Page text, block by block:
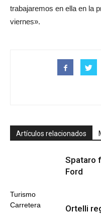
trabajaremos en ella en la
viernes».
Artículos relacionados
Turismo
Carretera
Spataro
Ford
Ortelli